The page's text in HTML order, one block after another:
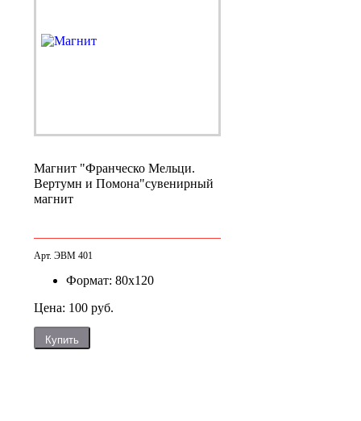
Магнит "Франческо Мельци.
Вертумн и Помона"сувенирный
магнит
Арт. ЭВМ 401
Формат: 80х120
Цена: 100 руб.
Купить